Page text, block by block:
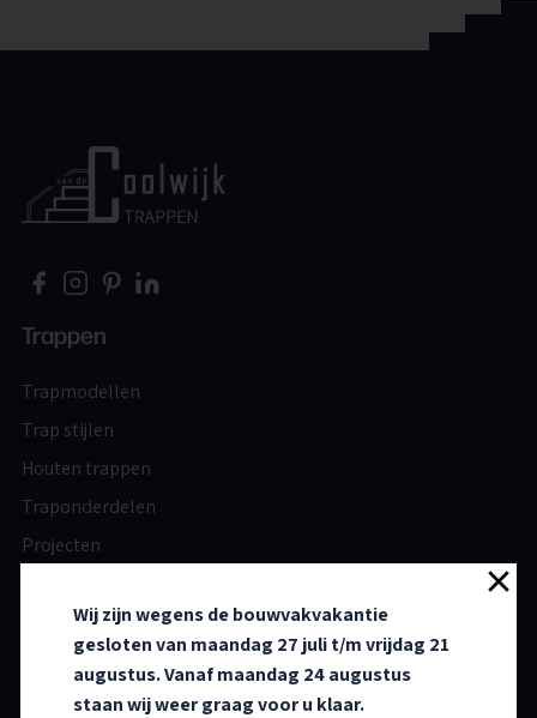
Trappen
Trapmodellen
Trap stijlen
Houten trappen
Traponderdelen
Projecten
Modellen
Rechte steektrappen
Driekwart Trappen
Wij zijn wegens de bouwvakvakantie
gesloten van maandag 27 juli t/m vrijdag 21
augustus. Vanaf maandag 24 augustus
staan wij weer graag voor u klaar.